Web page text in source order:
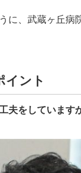
に、武蔵ヶ丘病
イント
をしています